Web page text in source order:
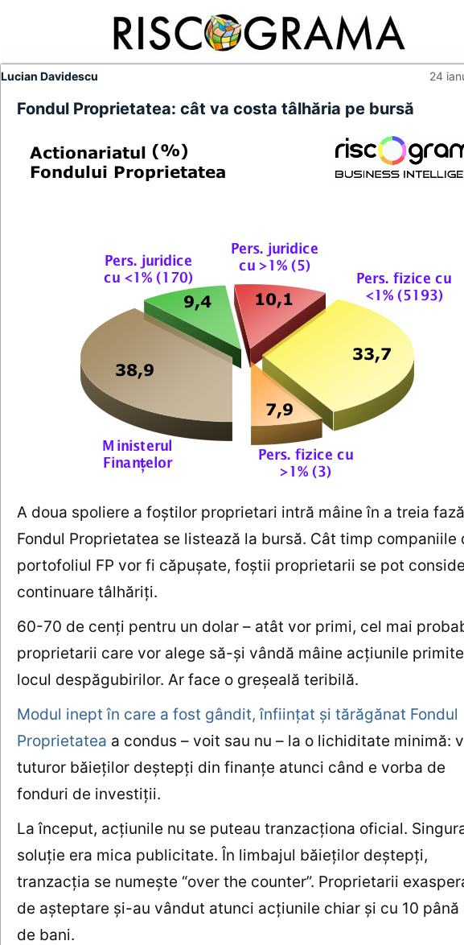
Lucian Davidescu 24
Fondul Proprietatea: cât va costa tâlhăria pe bursă
A doua spoliere a foştilor proprietari intră mâine în a treia
Fondul Proprietatea se listează la bursă. Cât timp companiile
portofoliul FP vor fi căpuşate, foştii proprietarii se pot
continuare tâlhăriţi.
60-70 de cenţi pentru un dolar – atât vor primi, cel mai
proprietarii care vor alege să-şi vândă mâine acţiunile
locul despăgubirilor. Ar face o greşeală teribilă.
Modul inept în care a fost gândit, înfiinţat şi tărăgănat Fondul
Proprietatea a condus – voit sau nu – la o lichiditate minimă:
tuturor băieţilor deştepţi din finanţe atunci când e vorba de
fonduri de investiţii.
La început, acţiunile nu se puteau tranzacţiona oficial.
soluţie era mica publicitate. În limbajul băieţilor deştepţi,
tranzacţia se numeşte “over the counter”. Proprietarii
de aşteptare şi-au vândut atunci acţiunile chiar şi cu 10 până
de bani.